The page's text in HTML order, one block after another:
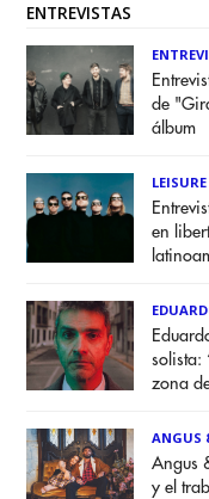
ENTREVISTAS
de
álbum
LEISURE
en
solista:
zona
ANGUS
Angus
y el